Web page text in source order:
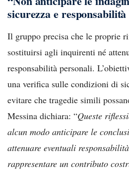
sicurezza e
Il gruppo precisa che le proprie
sostituirsi agli inquirenti né
responsabilità personali.
una verifica sulle condizioni di
evitare che tragedie simili
Messina dichiara: “Queste
alcun modo anticipare le
attenuare eventuali
rappresentare un contributo